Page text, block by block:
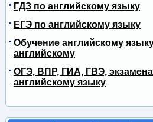
ГДЗ по английскому языку
ЕГЭ по английскому языку
Обучение английскому
английскому
ОГЭ, ВПР, ГИА, ГВЭ,
английскому языку